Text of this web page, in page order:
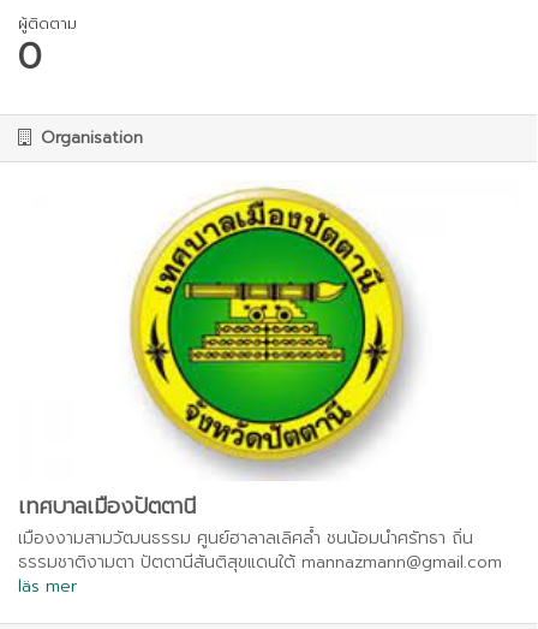
ผู้ติดตาม
0
Organisation
เทศบาลเมืองปัตตานี
เมืองงามสามวัฒนธรรม ศูนย์ฮาลาลเลิศล้ำ ชนน้อมนำศรัทธา ถิ่น
ธรรมชาติงามตา ปัตตานีสันติสุขแดนใต้ mannazmann@gmail.com
läs mer